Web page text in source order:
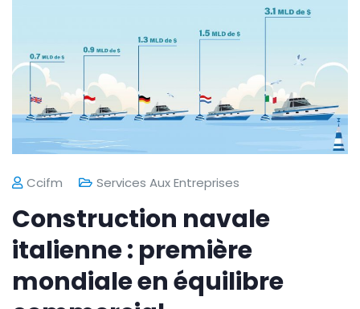
Ccifm Services Aux Entreprises
Construction navale
italienne : première
mondiale en équilibre